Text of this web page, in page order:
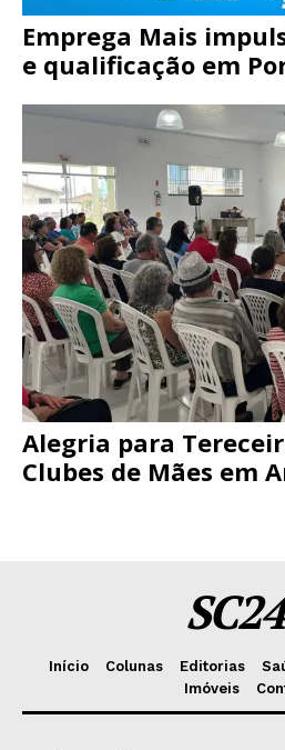
Emprega Mais
e qualificação em
Alegria para
Clubes de Mães em
Início Colunas Editorias
Imóveis